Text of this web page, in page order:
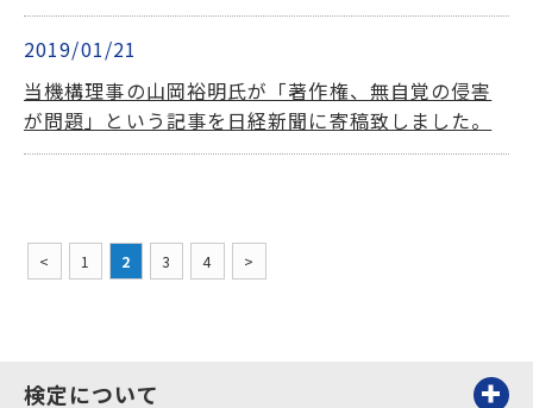
2019/01/21
当機構理事の山岡裕明氏が「著作権、無自覚の侵害
が問題」という記事を日経新聞に寄稿致しました。
< 1 2 3 4 >
検定について